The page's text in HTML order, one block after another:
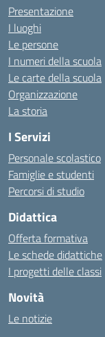
Presentazione
I luoghi
Le persone
I numeri della scuola
Le carte della scuola
Organizzazione
La storia
I Servizi
Personale scolastico
Famiglie e studenti
Percorsi di studio
Didattica
Offerta formativa
Le schede didattiche
I progetti delle classi
Novità
Le notizie